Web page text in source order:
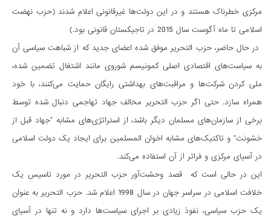
مرکزی خطرناک هستند و در این دولت­‌ها غیرقانونی اعلام شدند (حزب نهضت
اسلامی تا ماه آگوست سال 2015 در تاجیکستان قانونی بود.)
در حال حاضر، حزب التحریر موفق شده اعضای جدید که از شباهت سیاسی آن
به سیاست­‌های اقتصادی اصلی کمونیسم شوروی مانند اشتغال تضمین شده،
ملی کردن شرکت­‌ها و مراقبت‌های بهداشتی رایگان حمایت می­‌کنند، با خود
همراه سازد. حتی اگر حزب التحریر مخالف جهاد تهاجمی دنبال شده توسط
برخی از سازمان­‌های مسلمان دیگر باشد، از استراتژی­‌های مشابه "جهاد قبل از
خشونت" و تاکتیک­‌های مشابه اخوان المسلمین برای ایجاد یک دولت اسلامی
در آسیای مرکزی و فراتر از آن استفاده می­‌کند.
این در حالی است که قصد وحشت­‌آور حزب التحریر در مورد تاسیس یک
خلافت اسلامی در سراسر جهان در سال 1998 اعلام شد. حزب التحریر به عنوان
یک حزب سیاسی، نفوذ زیادی بر اجرای سیاست­‌ها دارد و نه تنها در آسیای